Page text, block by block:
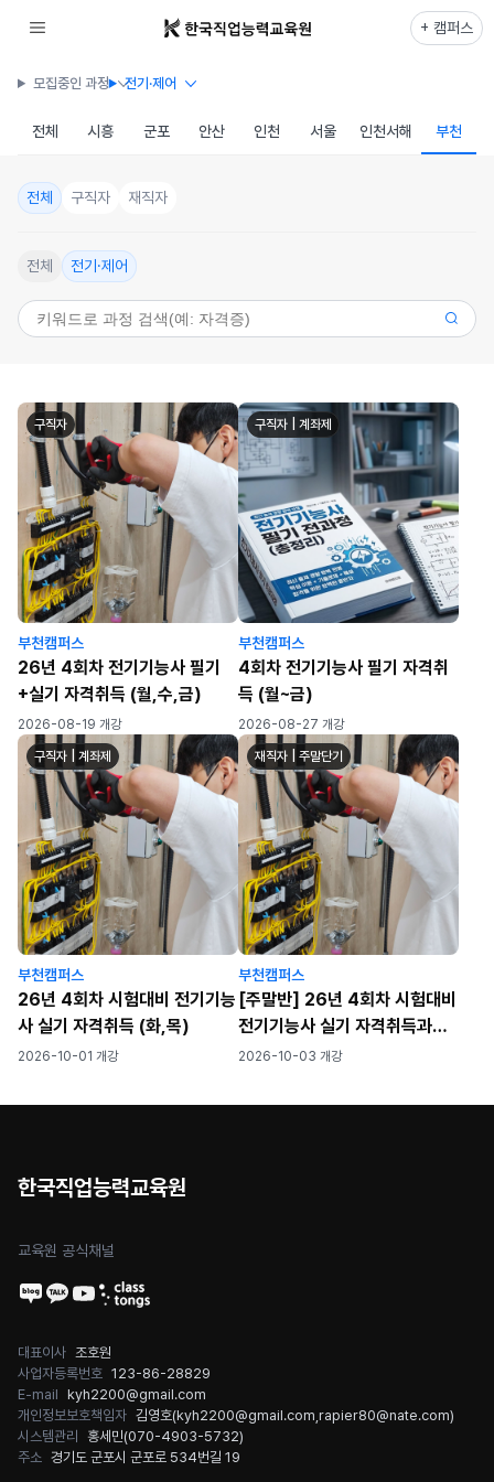
+ 캠퍼스
모집중인 과정 전기·제어
전체 시흥 군포 안산 인천 서울 인천서해 부천
전체 구직자 재직자
전체 전기·제어
구직자
부천캠퍼스
26년 4회차 전기기능사 필기
+실기 자격취득 (월,수,금)
2026-08-19 개강
구직자 | 계좌제
부천캠퍼스
4회차 전기기능사 필기 자격취
득 (월~금)
2026-08-27 개강
구직자 | 계좌제
부천캠퍼스
26년 4회차 시험대비 전기기능
사 실기 자격취득 (화,목)
2026-10-01 개강
재직자 | 주말단기
부천캠퍼스
[주말반] 26년 4회차 시험대비
전기기능사 실기 자격취득과정
[공구무료제공]
2026-10-03 개강
한국직업능력교육원
교육원 공식채널
대표이사 조호원
사업자등록번호 123-86-28829
E-mail kyh2200@gmail.com
개인정보보호책임자 김영호(kyh2200@gmail.com rapier80@nate.com)
시스템관리
홍세민(070-4903-5732)
주소 경기도 군포시 군포로 534번길 19